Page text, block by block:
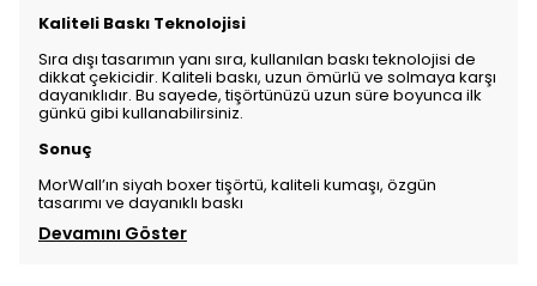
Kaliteli Baskı Teknolojisi
Sıra dışı tasarımın yanı sıra, kullanılan baskı teknolojisi de
dikkat çekicidir. Kaliteli baskı, uzun ömürlü ve solmaya karşı
dayanıklıdır. Bu sayede, tişörtünüzü uzun süre boyunca ilk
günkü gibi kullanabilirsiniz.
Sonuç
MorWall’ın siyah boxer tişörtü, kaliteli kumaşı, özgün
tasarımı ve dayanıklı baskı
Devamını Göster